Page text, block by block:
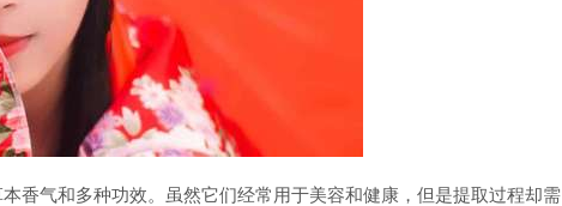
香气和多种功效。虽然它们经常用于美容和健康，但是提取过程却需